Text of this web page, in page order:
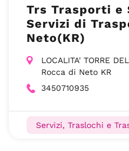
Trs Trasporti e
Servizi di
Neto(KR)
LOCALITA' TORRE
Rocca di Neto KR
3450710935
Servizi, Traslochi e